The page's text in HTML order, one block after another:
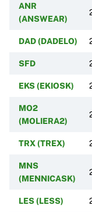
ANR
(ANSWEAR)
DAD (DADELO)
SFD
EKS (EKIOSK)
MO2
(MOLIERA2)
TRX (TREX)
MNS
(MENNICASK)
LES (LESS)